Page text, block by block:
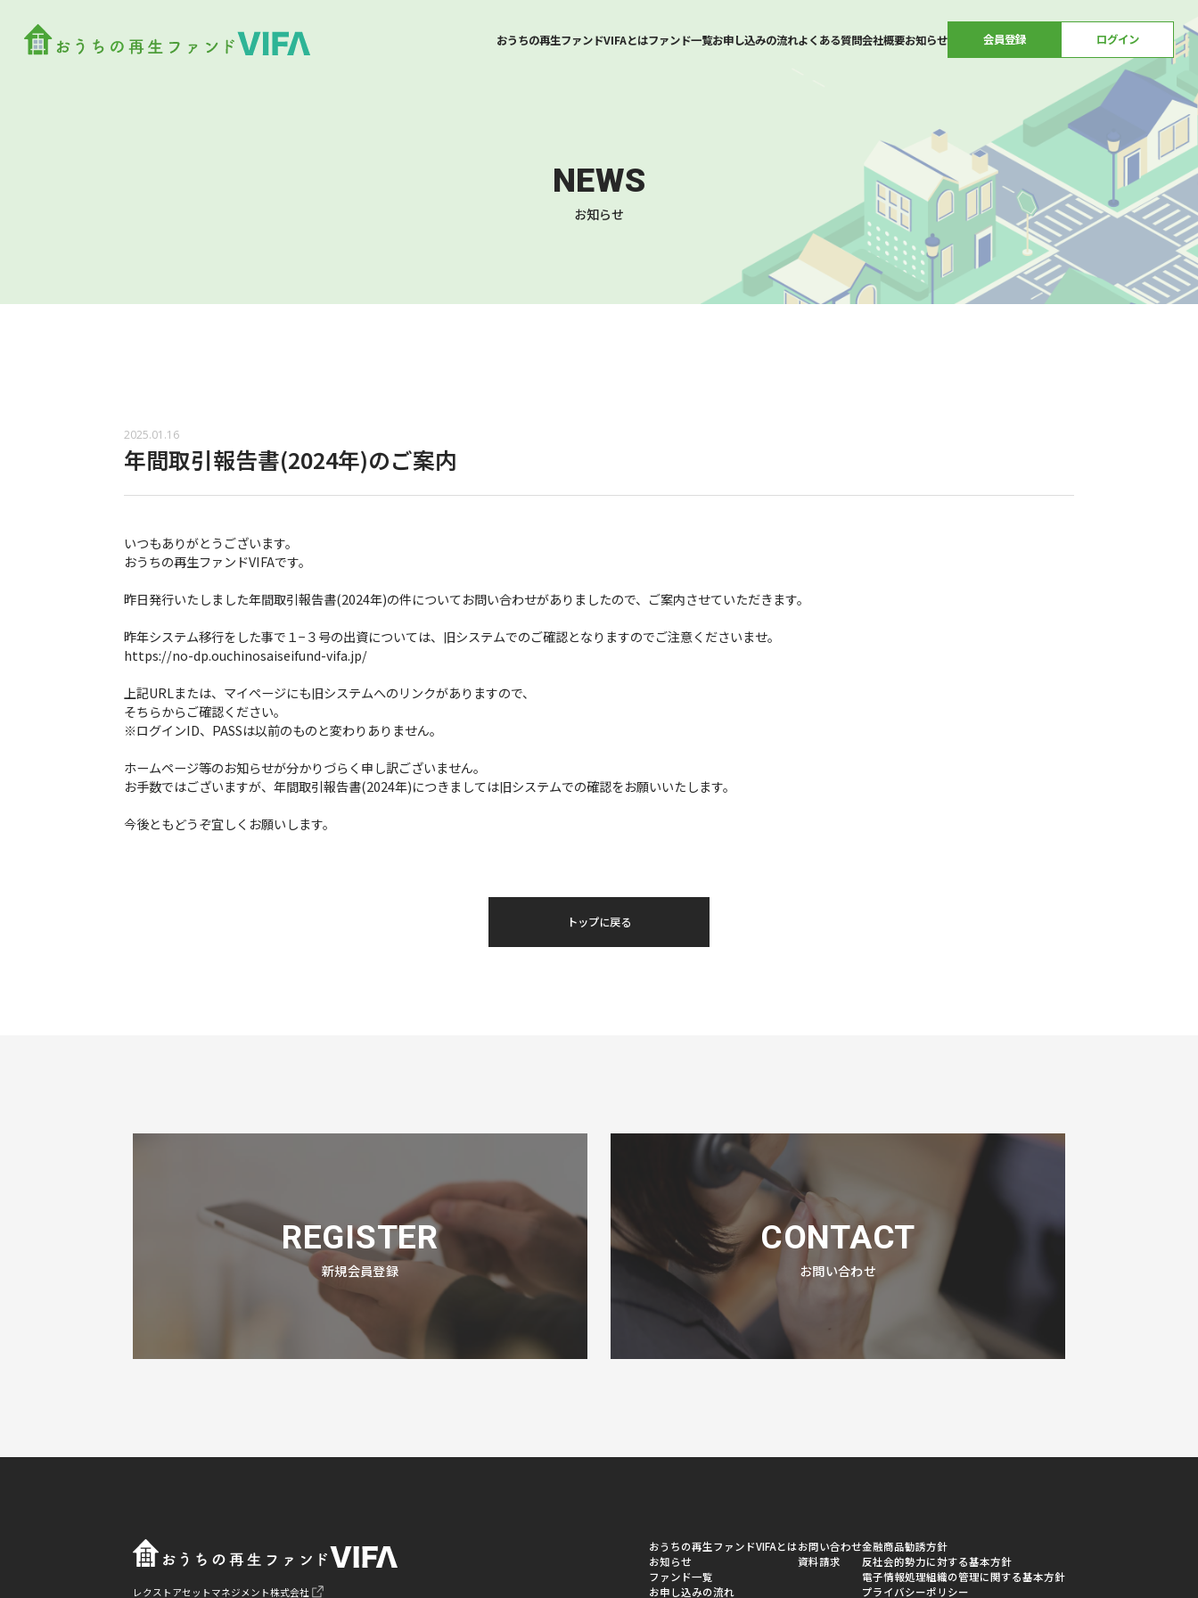
おうちの再生ファンドVIFAとはファンド一覧お申し込みの流れよくある質問会社概要お知らせ 会員登録 ログイン
NEWS
お知らせ
2025.01.16
年間取引報告書(2024年)のご案内
いつもありがとうございます。
おうちの再生ファンドVIFAです。
昨日発行いたしました年間取引報告書(2024年)の件についてお問い合わせがありましたので、ご案内させていただきます。
昨年システム移行をした事で１−３号の出資については、旧システムでのご確認となりますのでご注意くださいませ。
https://no-dp.ouchinosaiseifund-vifa.jp/
上記URLまたは、マイページにも旧システムへのリンクがありますので、
そちらからご確認ください。
※ログインID、PASSは以前のものと変わりありません。
ホームページ等のお知らせが分かりづらく申し訳ございません。
お手数ではございますが、年間取引報告書(2024年)につきましては旧システムでの確認をお願いいたします。
今後ともどうぞ宜しくお願いします。
トップに戻る
REGISTER
新規会員登録
CONTACT
お問い合わせ
レクストアセットマネジメント株式会社
おうちの再生ファンドVIFAとは
お知らせ
ファンド一覧
お申し込みの流れ
お問い合わせ
資料請求
金融商品勧誘方針
反社会的勢力に対する基本方針
電子情報処理組織の管理に関する基本方針
プライバシーポリシー